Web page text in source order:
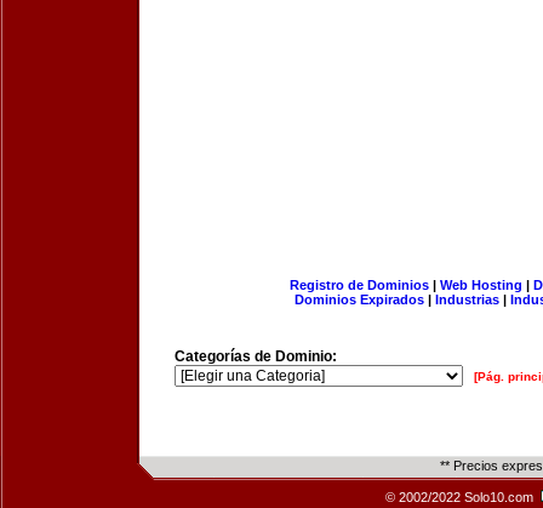
Registro de Dominios| Web Hosting |
Dominios Expirados | Industrias |
Categorías de Dominio:
[Pág.
** Precios
© 2002/2022 Solo10.com